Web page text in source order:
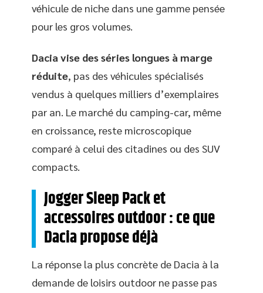
véhicule de niche dans une gamme pensée
pour les gros volumes.
Dacia vise des séries longues à marge
réduite, pas des véhicules spécialisés
vendus à quelques milliers d’exemplaires
par an. Le marché du camping-car, même
en croissance, reste microscopique
comparé à celui des citadines ou des SUV
compacts.
Jogger Sleep Pack et
accessoires outdoor : ce que
Dacia propose déjà
La réponse la plus concrète de Dacia à la
demande de loisirs outdoor ne passe pas